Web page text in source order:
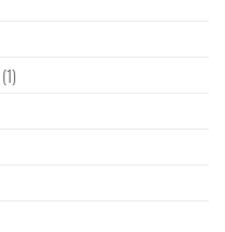
(1)